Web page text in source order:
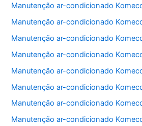
Manutenção ar-condicionado
Manutenção ar-condicionado
Manutenção ar-condicionado
Manutenção ar-condicionado
Manutenção ar-condicionado
Manutenção ar-condicionado
Manutenção ar-condicionado
Manutenção ar-condicionado